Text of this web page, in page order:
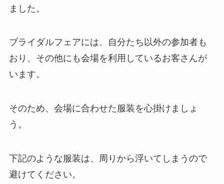
ました。
ブライダルフェアには、自分たち以外の参加者も
おり、その他にも会場を利用しているお客さんが
います。
そのため、会場に合わせた服装を心掛けましょ
う。
下記のような服装は、周りから浮いてしまうので
避けてください。